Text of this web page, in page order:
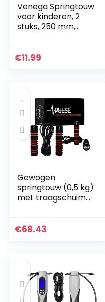
Venega Springtouw
voor kinderen, 2
stuks, 250 mm,
Speed Jump Rope
€11.99
Gewogen
springtouw (0,5 kg)
met traagschuim
snelheidskabel –
€68.43